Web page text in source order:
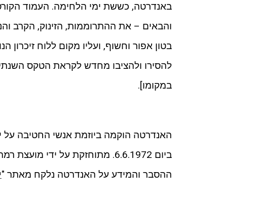
באנדרטה, כששת ימי הלחימה. העמוד
והבאים – את ההתרוממות, הזינוק, הקרב
בטון אפור וחשוף, ועליו מקום ללוח
להסירו ולהציבו מחדש לקראת הטקס השנתי
במקומו].
האנדרטה הוקמה ביוזמת אנשי החטיבה על
ביום 6.6.1972. מתוחזקת על ידי מועצת רמת חובב.
ההסבר והמידע על האנדרטה נלקח מאתר "